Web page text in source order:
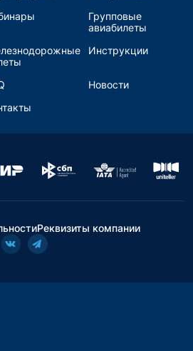
Групповые
авиабилеты
Инструкции
Новости
Реквизиты компании